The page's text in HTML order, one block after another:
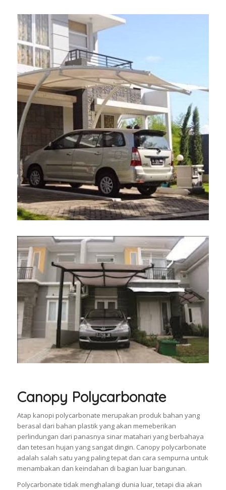
Canopy Polycarbonate
Atap kanopi polycarbonate merupakan produk bahan yang
berasal dari bahan plastik yang akan memeberikan
perlindungan dari panasnya sinar matahari yang berbahaya
dan tetesan hujan yang sangat dingin. Canopy polycarbonate
adalah salah satu yang paling tepat dan cara sempurna untuk
menambakan dan keindahan di bagian luar bangunan.
Polycarbonate tidak menghalangi dunia luar, tetapi dia akan